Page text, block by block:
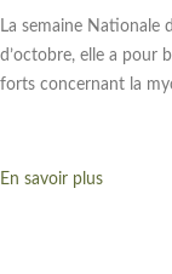
La semaine Nationale
d’octobre, elle a pour
forts concernant la
En savoir plus